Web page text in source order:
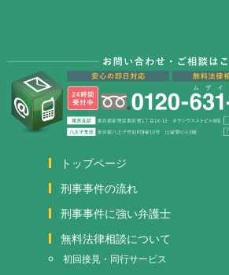
トップページ
刑事事件の流れ
刑事事件に強い弁護士
無料法律相談について
初回接見・同行サービス